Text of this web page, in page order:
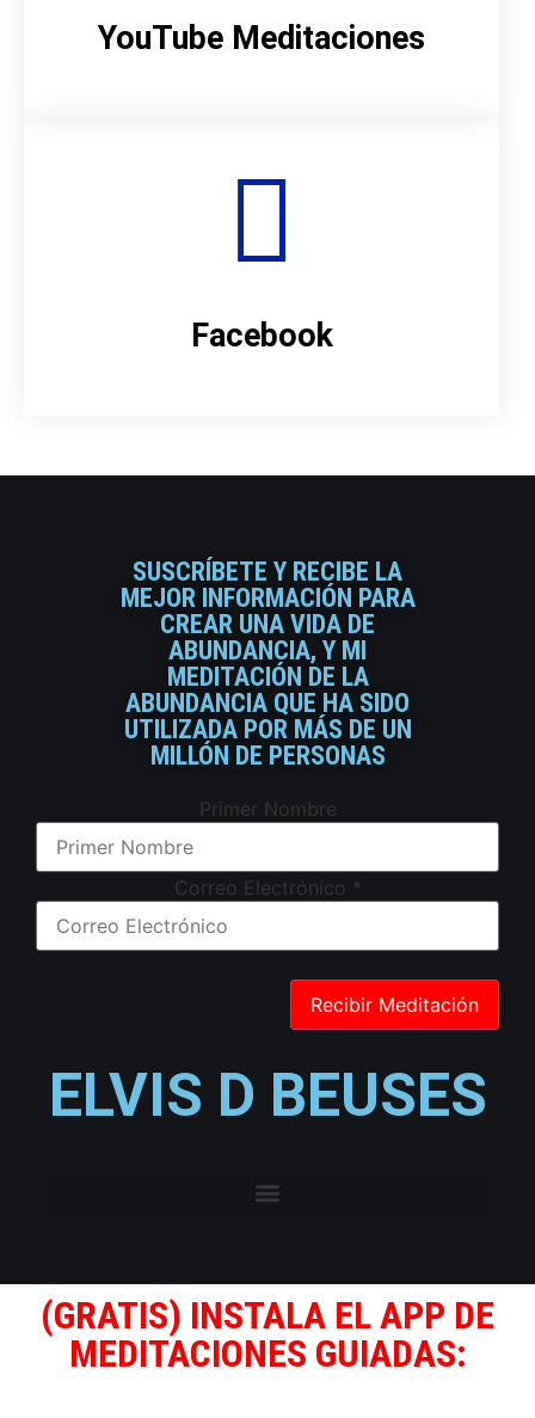
YouTube Meditaciones
Facebook
SUSCRÍBETE Y RECIBE LA
MEJOR INFORMACIÓN PARA
CREAR UNA VIDA DE
ABUNDANCIA, Y MI
MEDITACIÓN DE LA
ABUNDANCIA QUE HA SIDO
UTILIZADA POR MÁS DE UN
MILLÓN DE PERSONAS
Primer Nombre
Correo Electrónico *
ELVIS D BEUSES
(GRATIS) INSTALA EL APP DE
MEDITACIONES GUIADAS: